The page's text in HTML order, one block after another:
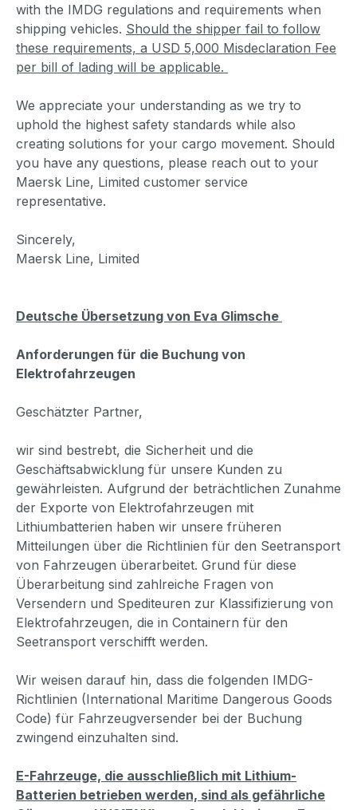
with the IMDG regulations and requirements when
shipping vehicles. Should the shipper fail to follow
these requirements, a USD 5,000 Misdeclaration Fee
per bill of lading will be applicable.
We appreciate your understanding as we try to
uphold the highest safety standards while also
creating solutions for your cargo movement. Should
you have any questions, please reach out to your
Maersk Line, Limited customer service
representative.
Sincerely,
Maersk Line, Limited
Deutsche Übersetzung von Eva Glimsche
Anforderungen für die Buchung von
Elektrofahrzeugen
Geschätzter Partner,
wir sind bestrebt, die Sicherheit und die
Geschäftsabwicklung für unsere Kunden zu
gewährleisten. Aufgrund der beträchtlichen Zunahme
der Exporte von Elektrofahrzeugen mit
Lithiumbatterien haben wir unsere früheren
Mitteilungen über die Richtlinien für den Seetransport
von Fahrzeugen überarbeitet. Grund für diese
Überarbeitung sind zahlreiche Fragen von
Versendern und Spediteuren zur Klassifizierung von
Elektrofahrzeugen, die in Containern für den
Seetransport verschifft werden.
Wir weisen darauf hin, dass die folgenden IMDG-
Richtlinien (International Maritime Dangerous Goods
Code) für Fahrzeugversender bei der Buchung
zwingend einzuhalten sind.
E-Fahrzeuge, die ausschließlich mit Lithium-
Batterien betrieben werden, sind als gefährliche